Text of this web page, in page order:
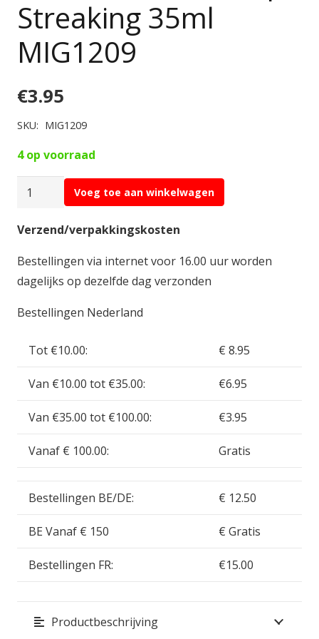
Streaking 35ml
MIG1209
€3.95
SKU: MIG1209
4 op voorraad
AMMO
Starship
35ml
MIG1209
aantal
Voeg toe aan winkelwagen
Verzend/verpakkingskosten
Bestellingen via internet voor 16.00 uur worden
dagelijks op dezelfde dag verzonden
Bestellingen Nederland
Tot €10.00: € 8.95
Van €10.00 tot €35.00: €6.95
Van €35.00 tot €100.00: €3.95
Vanaf € 100.00: Gratis
Bestellingen BE/DE: € 12.50
BE Vanaf € 150 € Gratis
Bestellingen FR: €15.00
Productbeschrijving